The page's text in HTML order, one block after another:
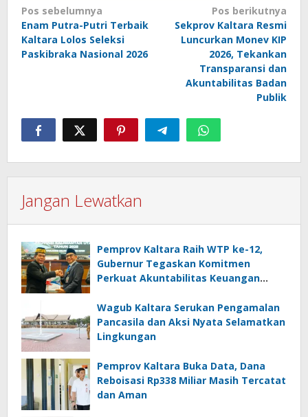
Navigasi
pos
Pos sebelumnya
Enam Putra-Putri Terbaik
Kaltara Lolos Seleksi
Paskibraka Nasional 2026
Pos berikutnya
Sekprov Kaltara Resmi
Luncurkan Monev KIP
2026, Tekankan
Transparansi dan
Akuntabilitas Badan
Publik
Jangan Lewatkan
Pemprov Kaltara Raih WTP ke-12,
Gubernur Tegaskan Komitmen
Perkuat Akuntabilitas Keuangan
Wagub Kaltara Serukan Pengamalan
Pancasila dan Aksi Nyata Selamatkan
Lingkungan
Pemprov Kaltara Buka Data, Dana
Reboisasi Rp338 Miliar Masih Tercatat
dan Aman